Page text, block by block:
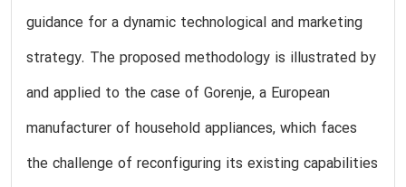
guidance for a dynamic technological and marketing
strategy. The proposed methodology is illustrated by
and applied to the case of Gorenje, a European
manufacturer of household appliances, which faces
the challenge of reconfiguring its existing capabilities